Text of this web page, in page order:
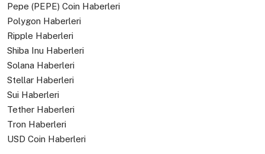
Pepe (PEPE) Coin Haberleri
Polygon Haberleri
Ripple Haberleri
Shiba Inu Haberleri
Solana Haberleri
Stellar Haberleri
Sui Haberleri
Tether Haberleri
Tron Haberleri
USD Coin Haberleri